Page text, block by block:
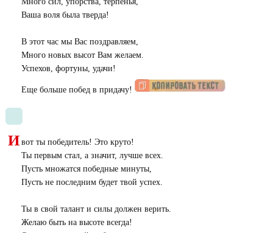
Ваша воля была тверда!
В этот час мы Вас поздравляем,
Много новых высот Вам желаем.
Успехов, фортуны, удачи!
Еще больше побед в придачу!
И вот ты победитель! Это круто!
Ты первым стал, а значит, лучше всех.
Пусть множатся победные минуты,
Пусть не последним будет твой успех.
Ты в свой талант и силы должен верить.
Желаю быть на высоте всегда!